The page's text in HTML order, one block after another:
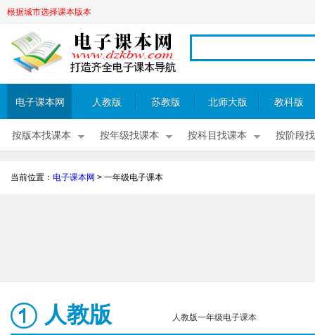
根据城市选择课本版本
电子课本网 人教版 苏教版 北师大版 教科版
按版本找课本 按年级找课本 按科目找课本 按阶段
当前位置： 电子课本网 > 一年级电子课本
人教版 人教版一年级电子课本